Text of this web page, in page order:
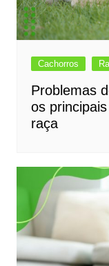
Cachorros
Problemas
os
raça